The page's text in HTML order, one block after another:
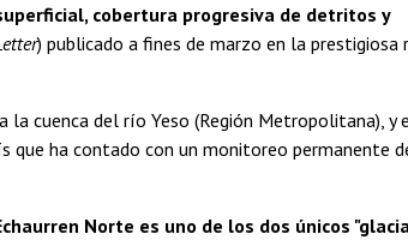
cobertura progresiva de detritos y
) publicado a fines de marzo en la prestigiosa
cuenca del río Yeso (Región Metropolitana), y
que ha contado con un monitoreo permanente
Norte es uno de los dos únicos